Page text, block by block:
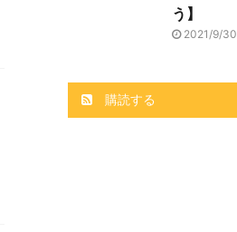
う】
2021/9/30
購読する